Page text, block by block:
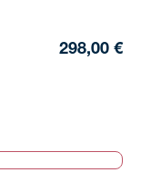
298,00 €